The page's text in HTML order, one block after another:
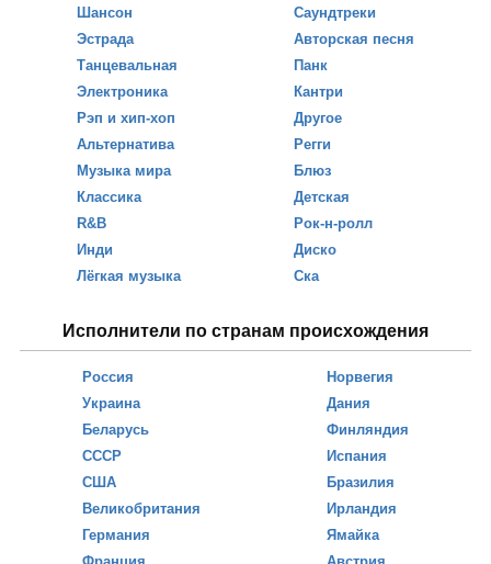
Шансон
Эстрада
Танцевальная
Электроника
Рэп и хип-хоп
Альтернатива
Музыка мира
Классика
R&B
Инди
Лёгкая музыка
Саундтреки
Авторская песня
Панк
Кантри
Другое
Регги
Блюз
Детская
Рок-н-ролл
Диско
Ска
Исполнители по странам происхождения
Россия
Украина
Беларусь
СССР
США
Великобритания
Германия
Норвегия
Дания
Финляндия
Испания
Бразилия
Ирландия
Ямайка